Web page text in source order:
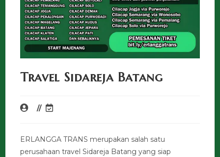
Travel Sidareja Batang
ERLANGGA TRANS merupakan salah satu
perusahaan travel Sidareja Batang yang siap